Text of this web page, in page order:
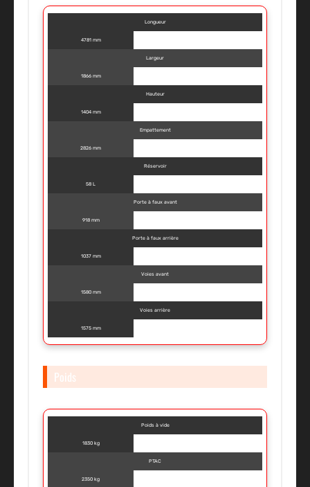
Longueur
4781 mm
Largeur
1866 mm
Hauteur
1404 mm
Empattement
2826 mm
Réservoir
58 L
Porte à faux avant
918 mm
Porte à faux arrière
1037 mm
Voies avant
1580 mm
Voies arrière
1575 mm
Poids
Poids à vide
1830 kg
PTAC
2350 kg